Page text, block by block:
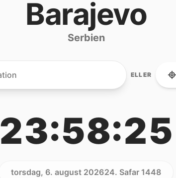
Barajevo
Serbien
ELLER
23:58:25
torsdag, 6. august 202624. Safar 1448